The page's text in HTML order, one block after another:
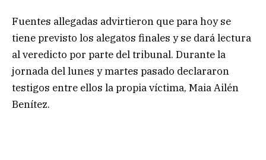
Fuentes allegadas advirtieron que para hoy se
tiene previsto los alegatos finales y se dará lectura
al veredicto por parte del tribunal. Durante la
jornada del lunes y martes pasado declararon
testigos entre ellos la propia víctima, Maia Ailén
Benítez.